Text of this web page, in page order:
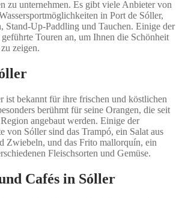
zu unternehmen. Es gibt viele Anbieter von
in Port de Sóller,
Stand-Up-Paddling und Tauchen. Einige der
Touren an, um Ihnen die Schönheit
zeigen.
ist bekannt für ihre frischen und köstlichen
berühmt für seine Orangen, die seit
angebaut werden. Einige der
von Sóller sind das Trampó, ein Salat aus
Zwiebeln, und das Frito mallorquín, ein
Fleischsorten und Gemüse.
Cafés in Sóller